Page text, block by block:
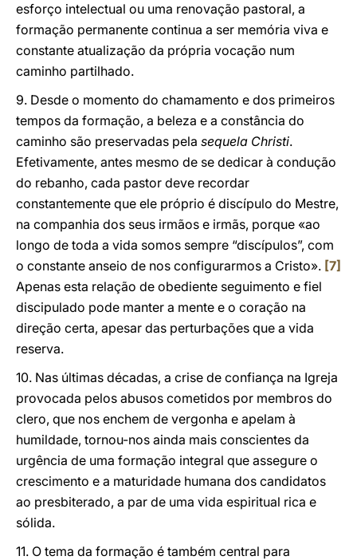
esforço intelectual ou uma renovação pastoral, a
formação permanente continua a ser memória viva e
constante atualização da própria vocação num
caminho partilhado.
9. Desde o momento do chamamento e dos primeiros
tempos da formação, a beleza e a constância do
caminho são preservadas pela sequela Christi.
Efetivamente, antes mesmo de se dedicar à condução
do rebanho, cada pastor deve recordar
constantemente que ele próprio é discípulo do Mestre,
na companhia dos seus irmãos e irmãs, porque «ao
longo de toda a vida somos sempre “discípulos”, com
o constante anseio de nos configurarmos a Cristo». [7]
Apenas esta relação de obediente seguimento e fiel
discipulado pode manter a mente e o coração na
direção certa, apesar das perturbações que a vida
reserva.
10. Nas últimas décadas, a crise de confiança na Igreja
provocada pelos abusos cometidos por membros do
clero, que nos enchem de vergonha e apelam à
humildade, tornou-nos ainda mais conscientes da
urgência de uma formação integral que assegure o
crescimento e a maturidade humana dos candidatos
ao presbiterado, a par de uma vida espiritual rica e
sólida.
11. O tema da formação é também central para